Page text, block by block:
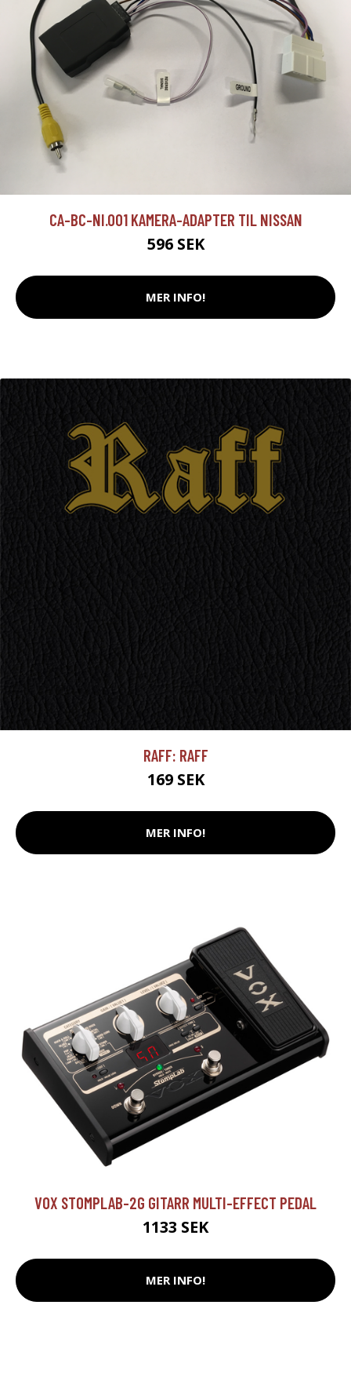
CA-BC-NI.001 KAMERA-ADAPTER TIL NISSAN
596 SEK
MER INFO!
RAFF: RAFF
169 SEK
MER INFO!
VOX STOMPLAB-2G GITARR MULTI-EFFECT PEDAL
1133 SEK
MER INFO!